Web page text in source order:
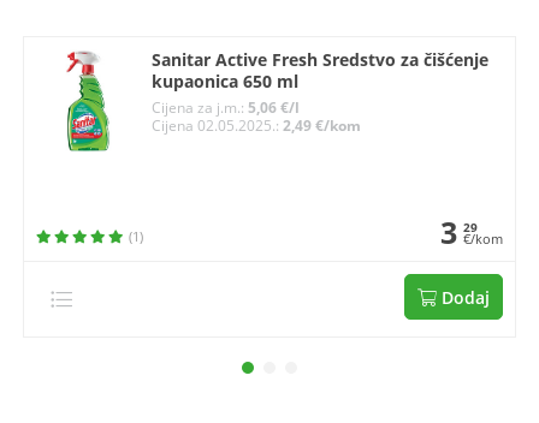
Sanitar Active Fresh Sredstvo za čišćenje
kupaonica 650 ml
Cijena za j.m.:5,06 €/l
Cijena 02.05.2025.:2,49 €/kom
(1) 3 29
€/kom
Dodaj